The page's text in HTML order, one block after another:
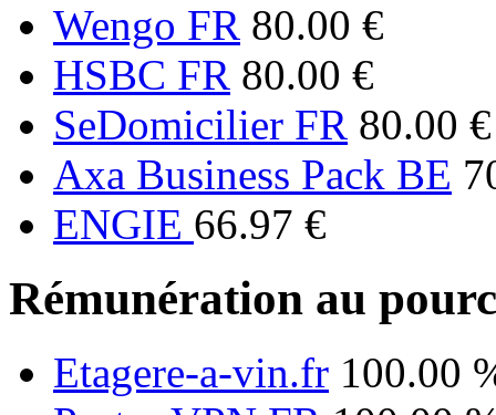
Wengo FR 80.00 €
HSBC FR 80.00 €
SeDomicilier FR 80.00 €
Axa Business Pack BE
ENGIE 66.97 €
Rémunération au
Etagere-a-vin.fr 100.00